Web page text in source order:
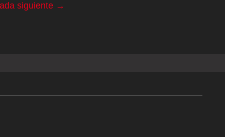
siguiente →